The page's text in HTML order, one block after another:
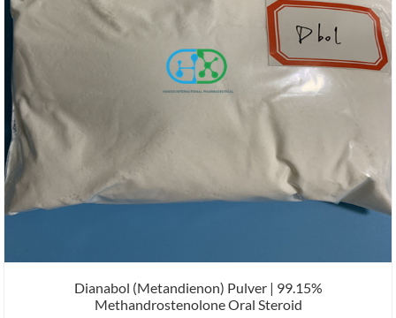
Dianabol (Metandienon) Pulver | 99.15%
Methandrostenolone Oral Steroid